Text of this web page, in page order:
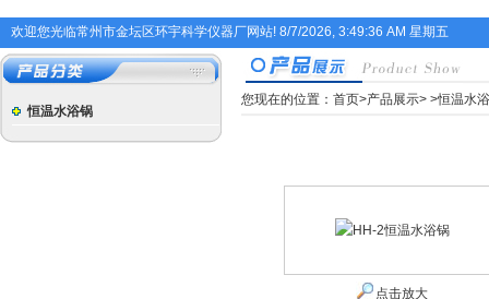
欢迎您光临常州市金坛区环宇科学仪器厂网站! 8/7/2026, 3:49:36 AM 星期五
恒温水浴锅
您现在的位置： 首页>产品展示> >恒温水
点击放大